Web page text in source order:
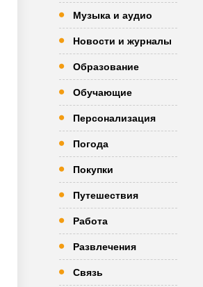
Музыка и аудио
Новости и журналы
Образование
Обучающие
Персонализация
Погода
Покупки
Путешествия
Работа
Развлечения
Связь